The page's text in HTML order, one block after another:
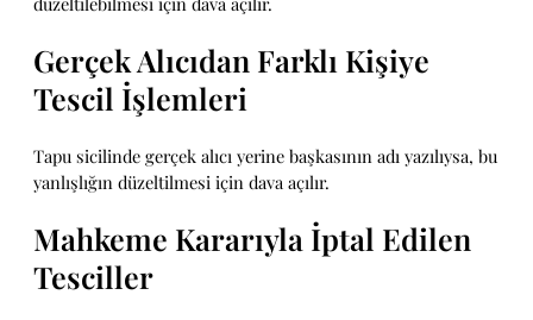
Gerçek Alıcıdan Farklı Kişiye
Tescil İşlemleri
Tapu sicilinde gerçek alıcı yerine başkasının adı yazılıysa, bu
yanlışlığın düzeltilmesi için dava açılır.
Mahkeme Kararıyla İptal Edilen
Tesciller